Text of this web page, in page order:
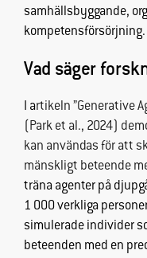
samhällsbyggande,
kompetensförsörjning.
Vad säger
I artikeln ”Generative
(Park et al., 2024)
kan användas för att
mänskligt beteende
träna agenter på
1 000 verkliga
simulerade individer
beteenden med en